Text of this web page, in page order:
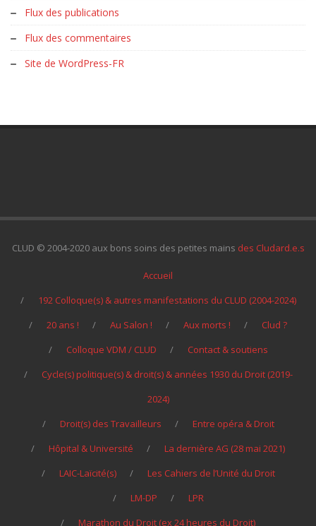
Flux des publications
Flux des commentaires
Site de WordPress-FR
CLUD © 2004-2020 aux bons soins des petites mains des Cludard.e.s
Accueil
192 Colloque(s) & autres manifestations du CLUD (2004-2024)
20 ans !
Au Salon ! Aux morts !
Clud ?
Colloque VDM / CLUD
Contact & soutiens
Cycle(s) politique(s) & droit(s) & années 1930 du Droit (2019-
2024)
Droit(s) des Travailleurs
Entre opéra & Droit
Hôpital & Université
La dernière AG (28 mai 2021)
LAIC-Laïcité(s)
Les Cahiers de l’Unité du Droit
LM-DP
LPR
Marathon du Droit (ex 24 heures du Droit)